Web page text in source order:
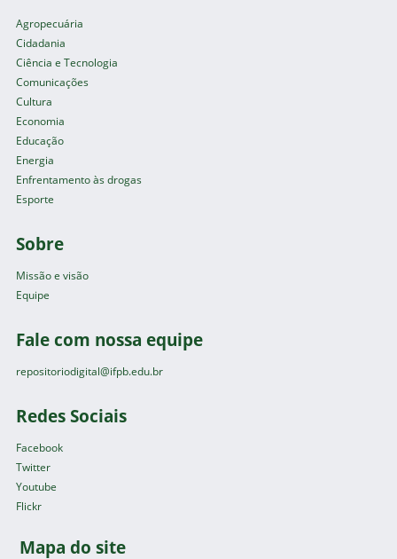
Agropecuária
Cidadania
Ciência e Tecnologia
Comunicações
Cultura
Economia
Educação
Energia
Enfrentamento às drogas
Esporte
Sobre
Missão e visão
Equipe
Fale com nossa equipe
repositoriodigital@ifpb.edu.br
Redes Sociais
Facebook
Twitter
Youtube
Flickr
Mapa do site